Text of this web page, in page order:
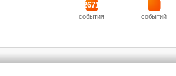
2671
события событий